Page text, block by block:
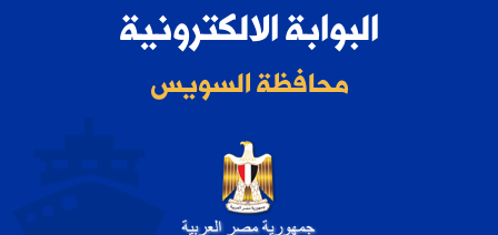
البوابة الالكترونية
محافظة السويس